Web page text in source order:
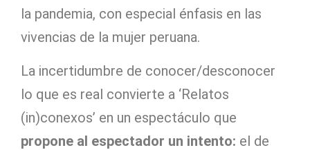
la pandemia, con especial énfasis en las
vivencias de la mujer peruana.
La incertidumbre de conocer/desconocer
lo que es real convierte a ‘Relatos
(in)conexos’ en un espectáculo que
propone al espectador un intento: el de